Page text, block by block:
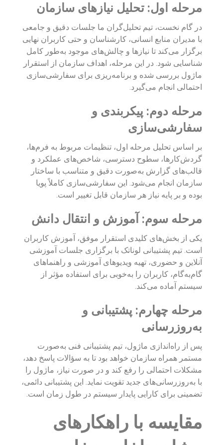
مرحله اول: تحلیل نیازهای سازمان
در گام نخست، تیم تحلیل‌گران ما جلسات دقیق و جامعی
با مدیران منابع انسانی، کارشناسان و حتی کاربران نهایی
برگزار می‌کند تا نیازها و چالش‌های موجود به‌طور کامل
شناسایی شود. در این مرحله، اهداف سازمان از استقرار
ماژول بررسی شده و برنامه‌ریزی برای سفارشی‌سازی
احتمالی انجام می‌گیرد.
مرحله دوم: پیکربندی و
سفارشی‌سازی
بر اساس تحلیل مرحله اول، تنظیمات مربوط به فرم‌ها،
گردش‌کارها، سطوح دسترسی، شاخص‌های عملکرد و
قالب‌های گزارش به‌صورت دقیق و متناسب با ساختار
سازمان انجام می‌شود. این سفارشی‌سازی کاملاً پویا
بوده و بر پایه نیاز هر سازمان قابل تغییر است.
مرحله سوم: آموزش و انتقال دانش
یکی از بخش‌های کلیدی استقرار موفق، آموزش کاربران
است. تیم پشتیبانی لوناتک با برگزاری جلسات آموزشی
آنلاین و حضوری، تهیه ویدیوهای آموزشی و راهنماهای
گام‌به‌گام، کاربران را به‌خوبی برای استفاده مؤثر از
سیستم آماده می‌کند.
مرحله چهارم: پشتیبانی و
به‌روزرسانی
پس از راه‌اندازی ماژول، تیم پشتیبانی فنی به‌صورت
مستمر همراه سازمان خواهد بود تا به سؤالات پاسخ دهد،
مشکلات احتمالی را رفع کند و در صورت نیاز، ماژول را
با به‌روزرسانی‌های جدید تقویت نماید. این پشتیبانی دائمی،
تضمینی برای کارایی پایدار سیستم در طول زمان است.
مقایسه با راهکارهای